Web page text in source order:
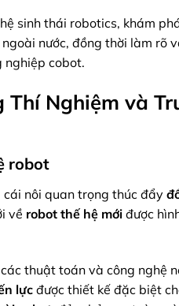
sinh thái robotics, khám
nước, đồng thời làm rõ
nghiệp cobot.
Thí Nghiệm và
robot
cái nôi quan trọng thúc đẩy
về robot thế hệ mới được
thuật toán và công nghệ
lực được thiết kế đặc biệt